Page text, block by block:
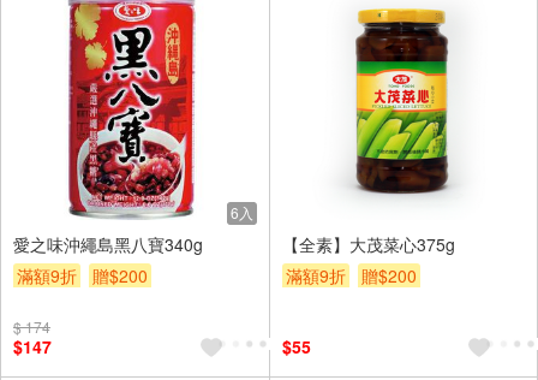
6入
愛之味沖繩島黑八寶340g
滿額9折
贈$200
$ 174
$147
【全素】大茂菜心375g
滿額9折
贈$200
$55